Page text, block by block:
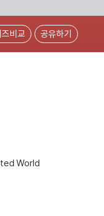
비교 공유하기
World